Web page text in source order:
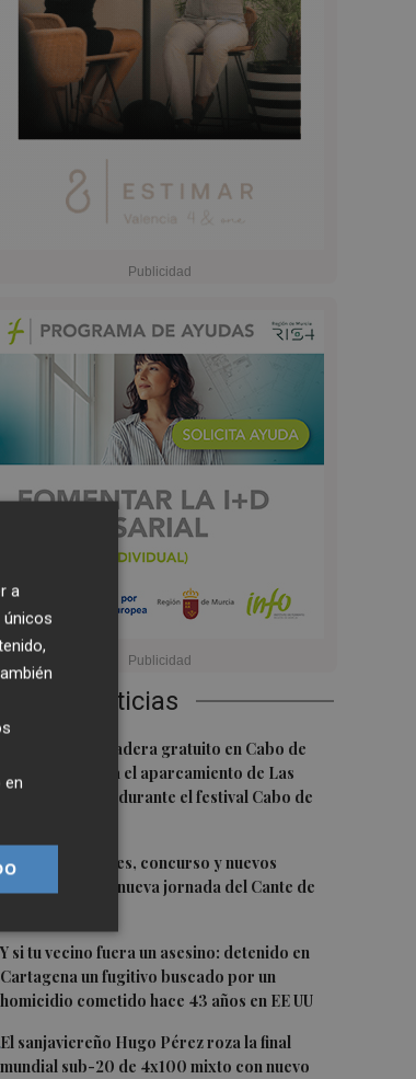
Noticias
Un autobús lanzadera gratuito en Cabo de
Palos conectará el aparcamiento de Las
Dunas y el Faro durante el festival Cabo de
Tardes Culturales, concurso y nuevos
talentos, en una nueva jornada del Cante de
Y si tu vecino fuera un asesino: detenido en
Cartagena un fugitivo buscado por un
homicidio cometido hace 43 años en EE UU
El sanjaviereño Hugo Pérez roza la final
mundial sub-20 de 4x100 mixto con nuevo
a
únicos
en